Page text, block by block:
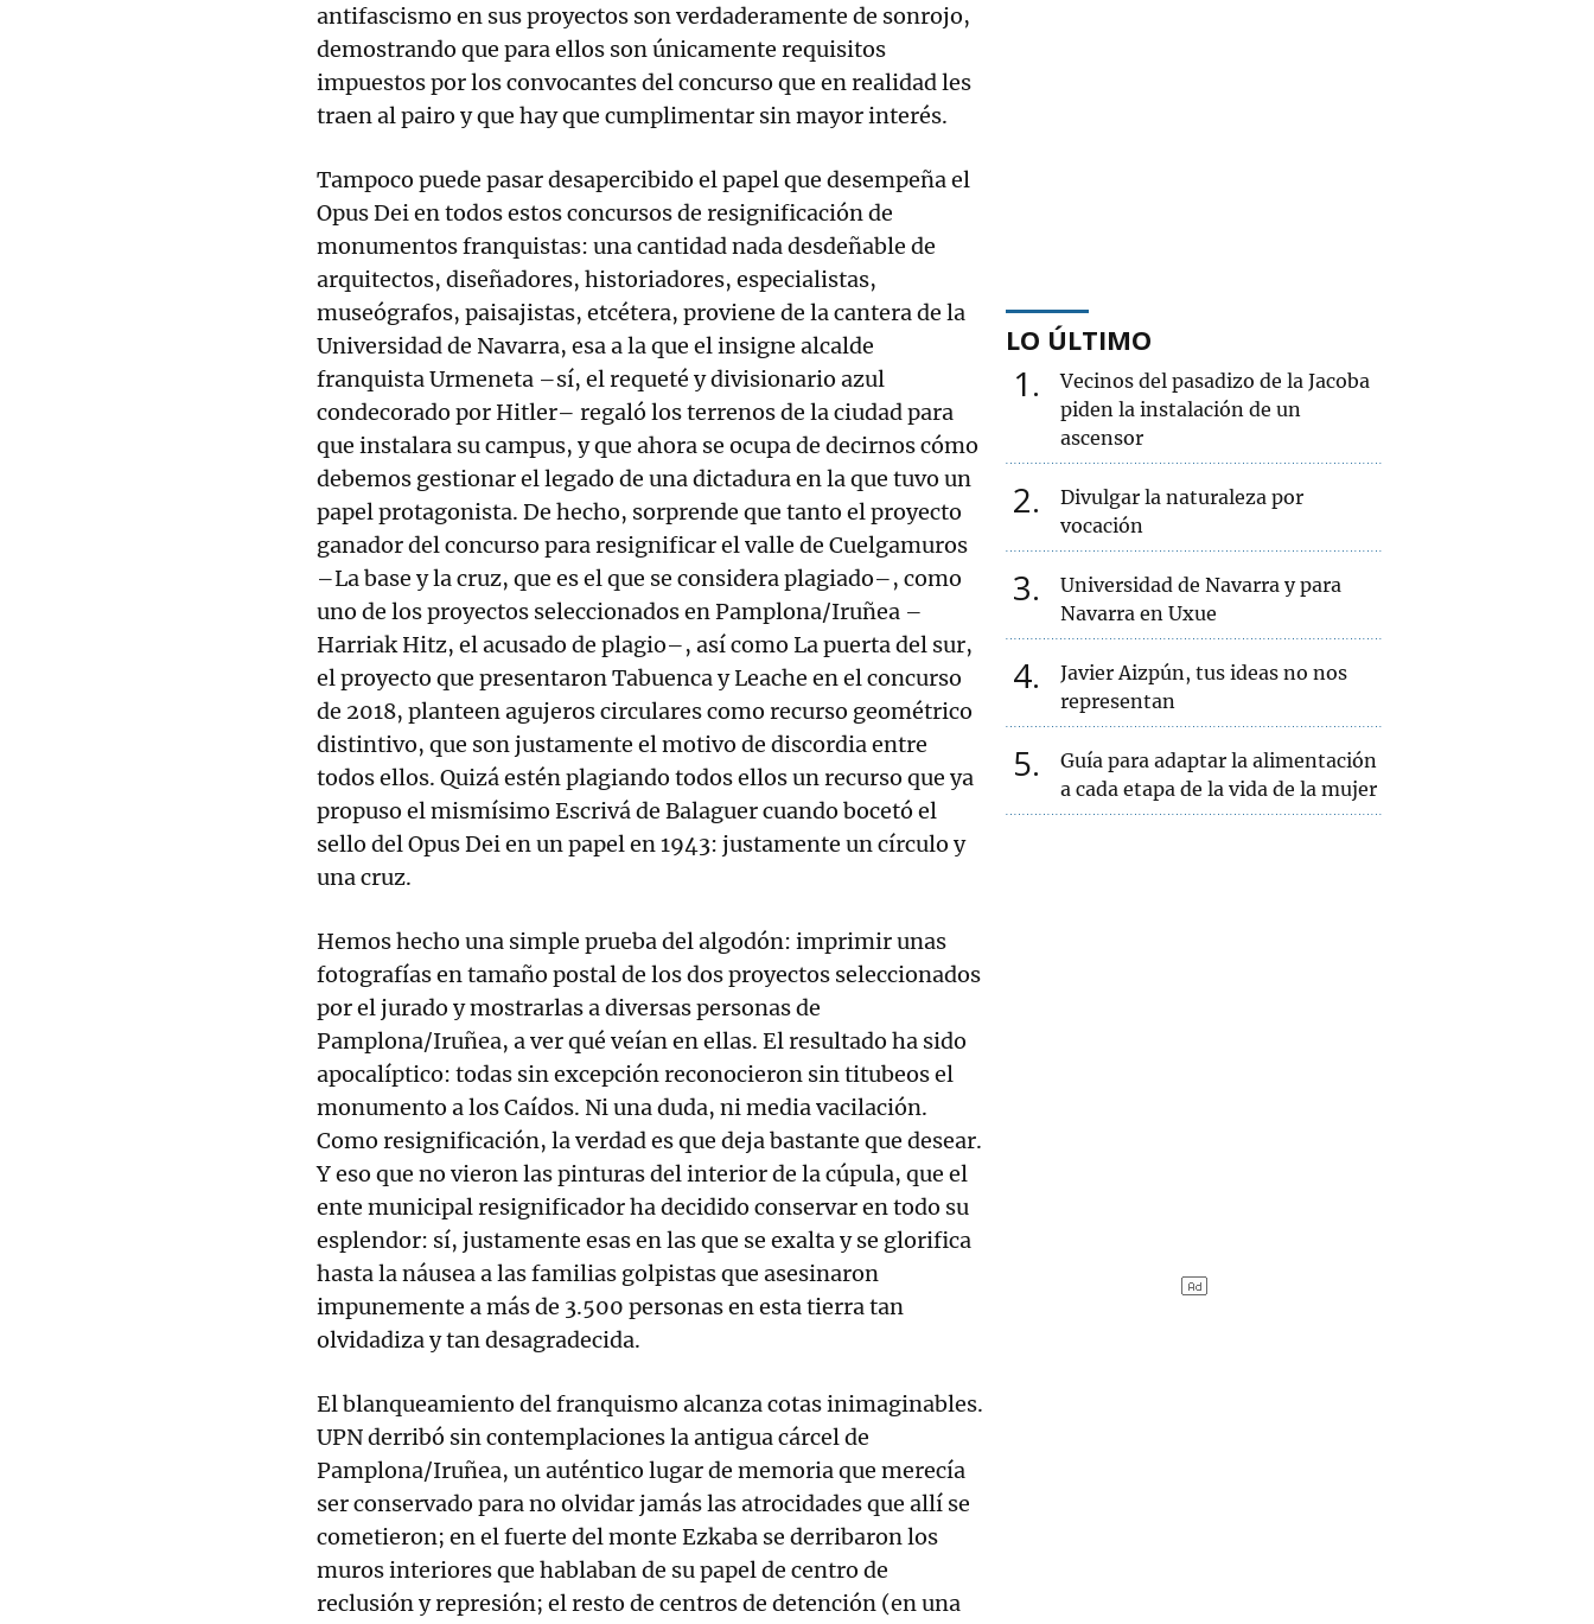
antifascismo en sus proyectos son verdaderamente de sonrojo,
demostrando que para ellos son únicamente requisitos
impuestos por los convocantes del concurso que en realidad les
traen al pairo y que hay que cumplimentar sin mayor interés.
Tampoco puede pasar desapercibido el papel que desempeña el
Opus Dei en todos estos concursos de resignificación de
monumentos franquistas: una cantidad nada desdeñable de
arquitectos, diseñadores, historiadores, especialistas,
museógrafos, paisajistas, etcétera, proviene de la cantera de la
Universidad de Navarra, esa a la que el insigne alcalde
franquista Urmeneta –sí, el requeté y divisionario azul
condecorado por Hitler– regaló los terrenos de la ciudad para
que instalara su campus, y que ahora se ocupa de decirnos cómo
debemos gestionar el legado de una dictadura en la que tuvo un
papel protagonista. De hecho, sorprende que tanto el proyecto
ganador del concurso para resignificar el valle de Cuelgamuros
–La base y la cruz, que es el que se considera plagiado–, como
uno de los proyectos seleccionados en Pamplona/Iruñea –
Harriak Hitz, el acusado de plagio–, así como La puerta del sur,
el proyecto que presentaron Tabuenca y Leache en el concurso
de 2018, planteen agujeros circulares como recurso geométrico
distintivo, que son justamente el motivo de discordia entre
todos ellos. Quizá estén plagiando todos ellos un recurso que ya
propuso el mismísimo Escrivá de Balaguer cuando bocetó el
sello del Opus Dei en un papel en 1943: justamente un círculo y
una cruz.
Hemos hecho una simple prueba del algodón: imprimir unas
fotografías en tamaño postal de los dos proyectos seleccionados
por el jurado y mostrarlas a diversas personas de
Pamplona/Iruñea, a ver qué veían en ellas. El resultado ha sido
apocalíptico: todas sin excepción reconocieron sin titubeos el
monumento a los Caídos. Ni una duda, ni media vacilación.
Como resignificación, la verdad es que deja bastante que desear.
Y eso que no vieron las pinturas del interior de la cúpula, que el
ente municipal resignificador ha decidido conservar en todo su
esplendor: sí, justamente esas en las que se exalta y se glorifica
hasta la náusea a las familias golpistas que asesinaron
impunemente a más de 3.500 personas en esta tierra tan
olvidadiza y tan desagradecida.
El blanqueamiento del franquismo alcanza cotas inimaginables.
UPN derribó sin contemplaciones la antigua cárcel de
Pamplona/Iruñea, un auténtico lugar de memoria que merecía
ser conservado para no olvidar jamás las atrocidades que allí se
cometieron; en el fuerte del monte Ezkaba se derribaron los
muros interiores que hablaban de su papel de centro de
reclusión y represión; el resto de centros de detención (en una
LO ÚLTIMO
1
Vecinos del pasadizo de la Jacoba
piden la instalación de un
ascensor
2
Divulgar la naturaleza por
vocación
3
Universidad de Navarra y para
Navarra en Uxue
4
Javier Aizpún, tus ideas no nos
representan
5
Guía para adaptar la alimentación
a cada etapa de la vida de la mujer